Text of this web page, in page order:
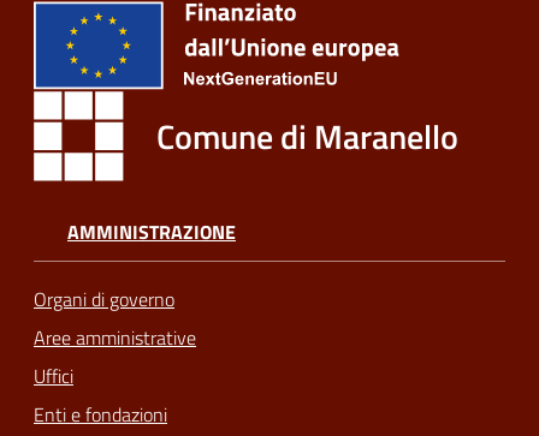
Comune di Maranello
AMMINISTRAZIONE
Organi di governo
Aree amministrative
Uffici
Enti e fondazioni